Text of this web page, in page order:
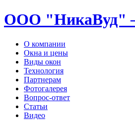
ООО "НикаВуд" —
О компании
Окна и цены
Виды окон
Технология
Партнерам
Фотогалерея
Вопрос-ответ
Статьи
Видео